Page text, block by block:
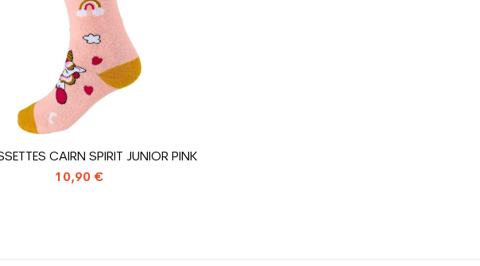
Chaussure ski occasion junior loisir
CAIRN SPIRIT JUNIOR PINK
10,90 €